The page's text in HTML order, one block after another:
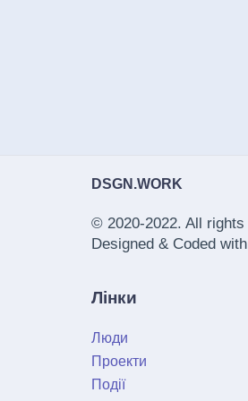
DSGN.WORK
© 2020-2022. All
Designed & Coded
Лінки
Люди
Проекти
Події